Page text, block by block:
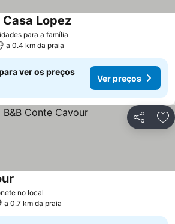
para a família
LopezVer preços
a 0.4 km da praia
ver os preços
Ver preços
Partilhar
no local
a 0.7 km da praia